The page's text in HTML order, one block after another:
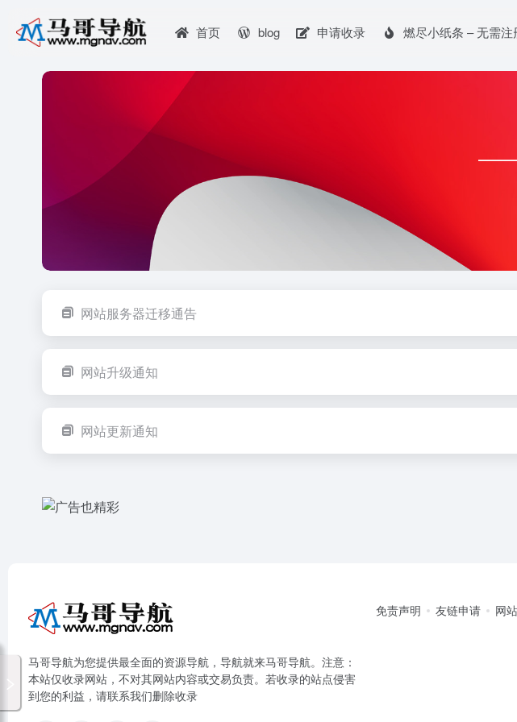
首页 blog 申请收录 燃尽小纸条 – 无需
——
网站服务器迁移通告
网站升级通知
网站更新通知
马哥导航为您提供最全面的资源导航，导航就来马哥导航。注意：
本站仅收录网站，不对其网站内容或交易负责。若收录的站点侵害
到您的利益，请联系我们删除收录
免责声明 友链申请 网